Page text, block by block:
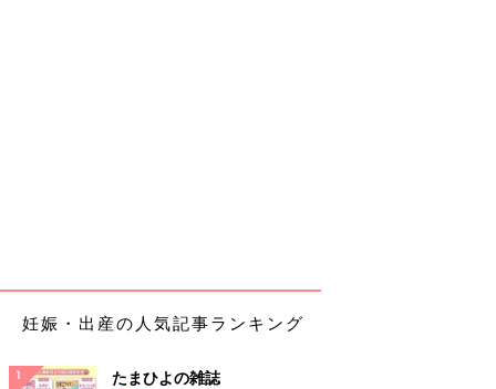
妊娠・出産の人気記事ランキング
たまひよの雑誌